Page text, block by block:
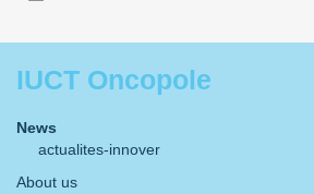
IUCT Oncopole
News
actualites-innover
About us